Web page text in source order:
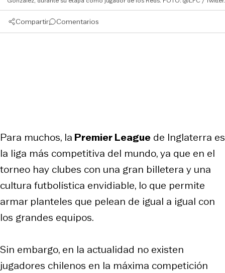
Compartir Comentarios
Para muchos, la Premier League de Inglaterra es
la liga más competitiva del mundo, ya que en el
torneo hay clubes con una gran billetera y una
cultura futbolística envidiable, lo que permite
armar planteles que pelean de igual a igual con
los grandes equipos.
Sin embargo, en la actualidad no existen
jugadores chilenos en la máxima competición